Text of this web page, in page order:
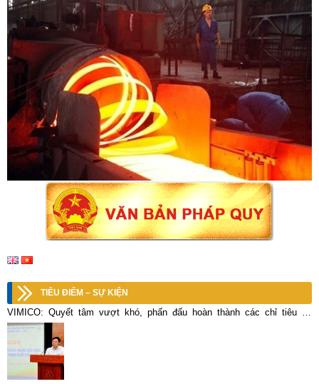
TIÊU ĐIỂM – SỰ KIỆN
VIMICO: Quyết tâm vượt khó, phấn đấu hoàn thành các chỉ tiêu kế
hoạch 6 tháng cuối năm 2021